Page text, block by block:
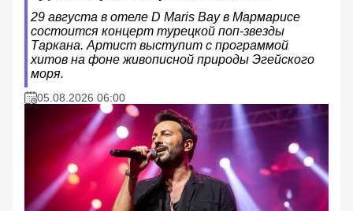
29 августа в отеле D Maris Bay в Мармарисе
состоится концерт турецкой поп-звезды
Таркана. Артист выступит с программой
хитов на фоне живописной природы Эгейского
моря.
05.08.2026 06:00